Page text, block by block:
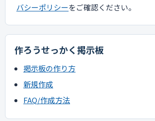
バシーポリシーをご確認ください。
作ろうせっかく掲示板
掲示板の作り方
新規作成
FAQ/作成方法